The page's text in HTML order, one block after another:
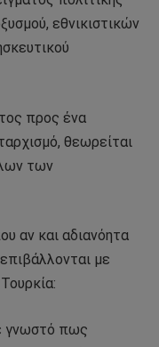
εθνικιστικών
προς ένα
θεωρείται
των
αν και αδιανόητα
με
γνωστό πως